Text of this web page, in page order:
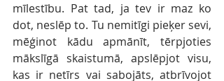
mīlestību. Pat tad, ja tev ir maz ko
dot, neslēp to. Tu nemitīgi pieķer sevi,
mēģinot kādu apmānīt, tērpjoties
mākslīgā skaistumā, apslēpjot visu,
kas ir netīrs vai sabojāts, atbrīvojot